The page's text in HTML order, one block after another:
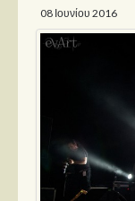
Δίσκοι
Σειρές
Video
08 Ιουνίου 2016